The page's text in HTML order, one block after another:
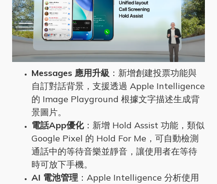
Messages 應用升級 ：新增創建投票功能與
自訂對話背景，支援透過 Apple Intelligence
的 Image Playground 根據文字描述生成背
景圖片。
電話App優化：新增 Hold Assist 功能，類似
Google Pixel 的 Hold For Me，可自動檢測
通話中的等待音樂並靜音，讓使用者在等待
時可放下手機。
AI 電池管理 ：Apple Intelligence 分析使用